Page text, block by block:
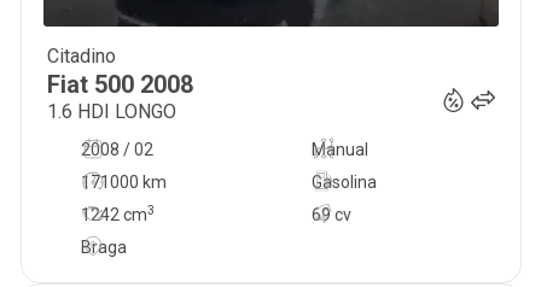
Citadino
Fiat 500 2008
1.6 HDI LONGO
2008 / 02
Manual
171000 km
69 cv
Gasolina
1242 cm3
Braga